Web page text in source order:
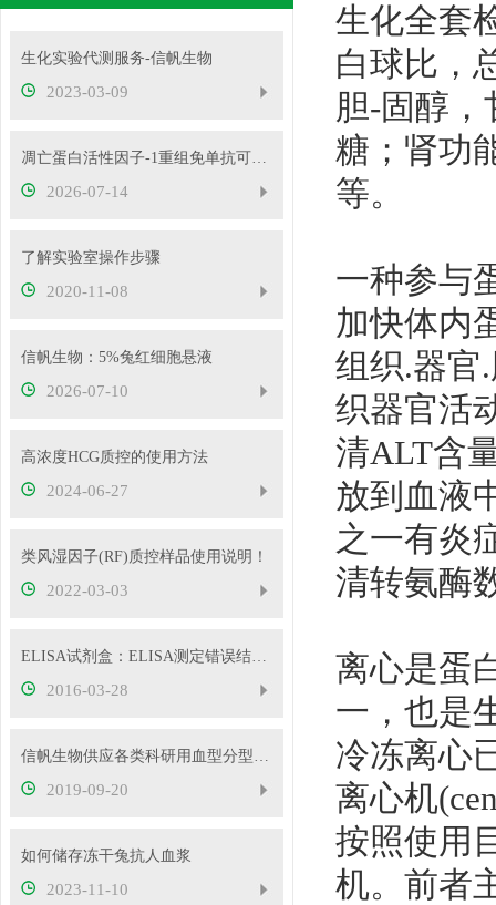
生化实验代测服务-信帆生物
2023-03-09
凋亡蛋白活性因子-1重组免单抗可用于免疫荧光等实验
2026-07-14
了解实验室操作步骤
2020-11-08
信帆生物：5%兔红细胞悬液
2026-07-10
高浓度HCG质控的使用方法
2024-06-27
类风湿因子(RF)质控样品使用说明！
2022-03-03
ELISA试剂盒：ELISA测定错误结果的原因分析
2016-03-28
信帆生物供应各类科研用血型分型试剂，欢迎抢购
2019-09-20
如何储存冻干兔抗人血浆
2023-11-10
生化全套
白球比，
胆-固醇
糖；肾功
等。
一种参与
加快体内
组织.器官
织器官活
清ALT含
放到血液
之一有炎
清转氨酶
离心是蛋
一，也是
冷冻离心
离心机
按照使用
机。前者